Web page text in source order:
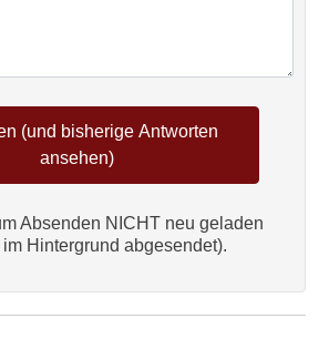
Absenden NICHT neu geladen
Hintergrund abgesendet).